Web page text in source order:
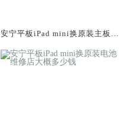
安宁平板iPad mini换原装主板维